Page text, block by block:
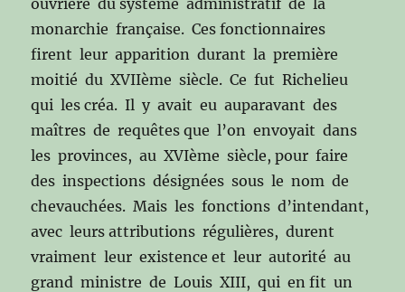
monarchie française. Ces fonctionnaires
firent leur apparition durant la première
moitié du XVIIème siècle. Ce fut Richelieu
qui les créa. Il y avait eu auparavant des
maîtres de requêtes que l’on envoyait dans
les provinces, au XVIème siècle, pour faire
des inspections désignées sous le nom de
chevauchées. Mais les fonctions d’intendant,
avec leurs attributions régulières, durent
vraiment leur existence et leur autorité au
grand ministre de Louis XIII, qui en fit un